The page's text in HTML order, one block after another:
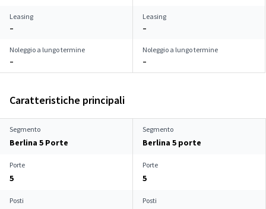
Leasing
–
Leasing
–
Noleggio a lungo termine
–
Noleggio a lungo termine
–
Caratteristiche principali
Segmento
Berlina 5 Porte
Segmento
Berlina 5 porte
Porte
5
Porte
5
Posti Posti